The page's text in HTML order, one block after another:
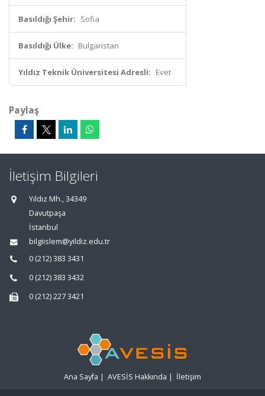
Basıldığı Şehir: Sofia
Basıldığı Ülke: Bulgaristan
Yıldız Teknik Üniversitesi Adresli: Evet
Paylaş
İletişim Bilgileri
Yıldız Mh., 34349
Davutpaşa
İstanbul
bilgiislem@yildiz.edu.tr
0 (212) 383 3431
0 (212) 383 3432
0 (212) 227 3421
Ana Sayfa | AVESİS Hakkında | İletişim